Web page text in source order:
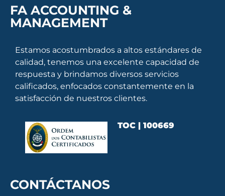
FA ACCOUNTING &
MANAGEMENT
Estamos acostumbrados a altos estándares de
calidad, tenemos una excelente capacidad de
respuesta y brindamos diversos servicios
calificados, enfocados constantemente en la
satisfacción de nuestros clientes.
TOC | 100669
CONTÁCTANOS